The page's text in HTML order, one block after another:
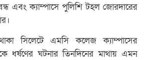
এবং ক্যাম্পাসে পুলিশি টহল জোরদারের
সিলেটে এমসি কলেজ ক্যাম্পাসের
ধর্ষণের ঘটনার তিনদিনের মাথায় এমন